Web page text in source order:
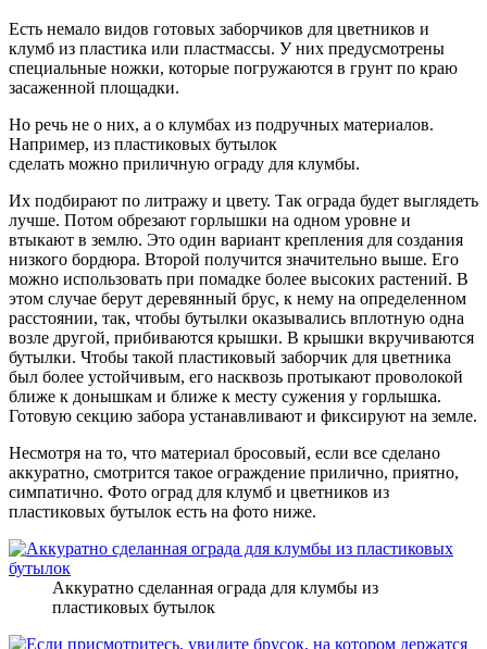
Есть немало видов готовых заборчиков для цветников и
клумб из пластика или пластмассы. У них предусмотрены
специальные ножки, которые погружаются в грунт по краю
засаженной площадки.
Но речь не о них, а о клумбах из подручных материалов.
Например, из пластиковых бутылок
сделать можно приличную ограду для клумбы.
Их подбирают по литражу и цвету. Так ограда будет выглядеть
лучше. Потом обрезают горлышки на одном уровне и
втыкают в землю. Это один вариант крепления для создания
низкого бордюра. Второй получится значительно выше. Его
можно использовать при помадке более высоких растений. В
этом случае берут деревянный брус, к нему на определенном
расстоянии, так, чтобы бутылки оказывались вплотную одна
возле другой, прибиваются крышки. В крышки вкручиваются
бутылки. Чтобы такой пластиковый заборчик для цветника
был более устойчивым, его насквозь протыкают проволокой
ближе к донышкам и ближе к месту сужения у горлышка.
Готовую секцию забора устанавливают и фиксируют на земле.
Несмотря на то, что материал бросовый, если все сделано
аккуратно, смотрится такое ограждение прилично, приятно,
симпатично. Фото оград для клумб и цветников из
пластиковых бутылок есть на фото ниже.
Аккуратно сделанная ограда для клумбы из
пластиковых бутылок